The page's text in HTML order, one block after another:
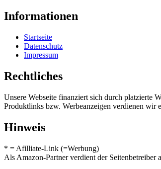
Informationen
Startseite
Datenschutz
Impressum
Rechtliches
Unsere Webseite finanziert sich durch platzierte
Produktlinks bzw. Werbeanzeigen verdienen wir
Hinweis
* = Afilliate-Link (=Werbung)
Als Amazon-Partner verdient der Seitenbetreiber